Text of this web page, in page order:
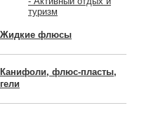
туризм
Жидкие флюсы
Канифоли, флюс-пласты,
гели